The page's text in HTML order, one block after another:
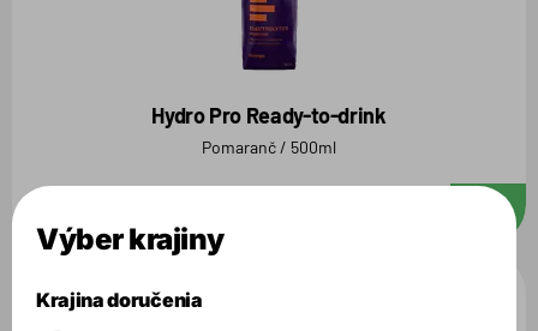
Hydro Pro Ready-to-drink
Pomaranč / 500ml
AKCIA
Výber krajiny
Krajina doručenia